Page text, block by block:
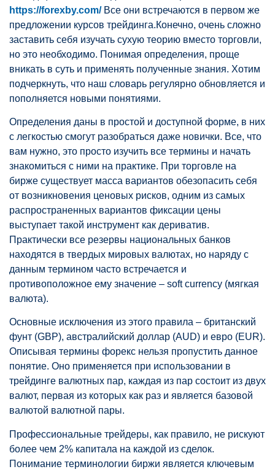
https://forexby.com/Все они встречаются в первом же
предложении курсов трейдинга.Конечно, очень сложно
заставить себя изучать сухую теорию вместо торговли,
но это необходимо. Понимая определения, проще
вникать в суть и применять полученные знания. Хотим
подчеркнуть, что наш словарь регулярно обновляется и
пополняется новыми понятиями.
Определения даны в простой и доступной форме, в них
с легкостью смогут разобраться даже новички. Все, что
вам нужно, это просто изучить все термины и начать
знакомиться с ними на практике. При торговле на
бирже существует масса вариантов обезопасить себя
от возникновения ценовых рисков, одним из самых
распространенных вариантов фиксации цены
выступает такой инструмент как дериватив.
Практически все резервы национальных банков
находятся в твердых мировых валютах, но наряду с
данным термином часто встречается и
противоположное ему значение – soft currency (мягкая
валюта).
Основные исключения из этого правила – британский
фунт (GBP), австралийский доллар (AUD) и евро (EUR).
Описывая термины форекс нельзя пропустить данное
понятие. Оно применяется при использовании в
трейдинге валютных пар, каждая из пар состоит из двух
валют, первая из которых как раз и является базовой
валютой валютной пары.
Профессиональные трейдеры, как правило, не рискуют
более чем 2% капитала на каждой из сделок.
Понимание терминологии биржи является ключевым